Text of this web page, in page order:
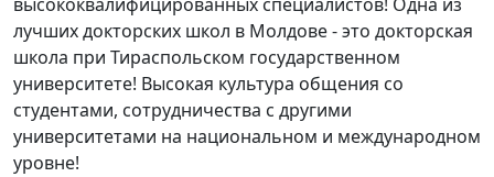
лучших докторских школ в Молдове - это докторская
школа при Тираспольском государственном
университете! Высокая культура общения со
студентами, сотрудничества с другими
университетами на национальном и международном
уровне!